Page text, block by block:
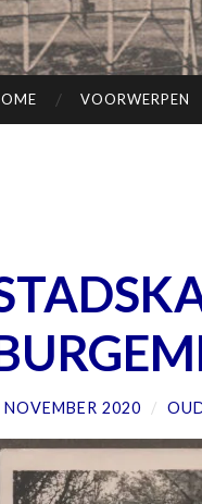
VOORWERPEN
NOVEMBER 2020 /